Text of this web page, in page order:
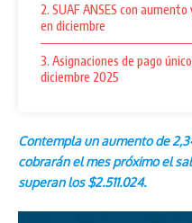
2. SUAF ANSES con
en diciembre
3. Asignaciones de pago
diciembre 2025
Contempla un aumento de
cobrarán el mes próximo el
superan los $2.511.024.